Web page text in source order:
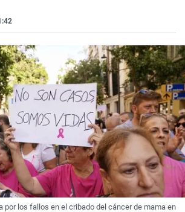
por los fallos en el cribado del cáncer de mama en